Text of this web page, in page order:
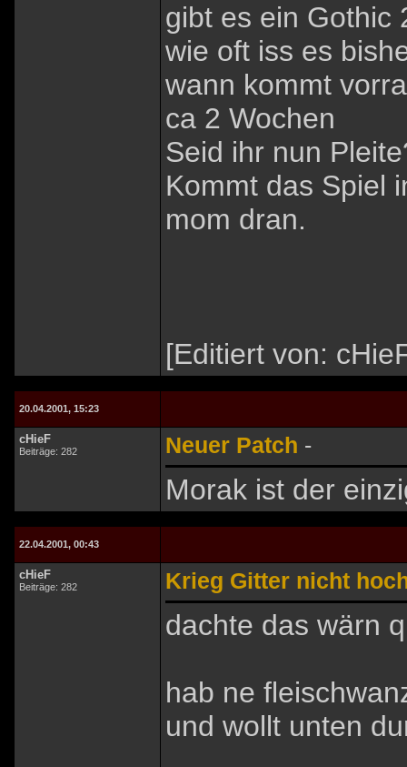
gibt es ein Gothic
wie oft iss es
wann kommt
ca 2 Wochen
Seid ihr nun
Kommt das Spiel
mom dran.
[Editiert von:
20.04.2001, 15:23
cHieF
Beiträge: 282 Neuer Patch -
Morak ist der
22.04.2001, 00:43
cHieF
Beiträge: 282 Krieg Gitter nicht
dachte das wärn
hab ne
und wollt unten